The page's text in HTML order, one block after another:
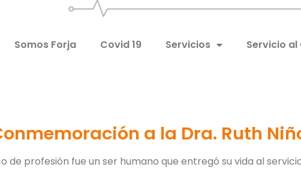
Somos Forja Covid 19 Servicios Servicio al
a la Dra. Ruth
de profesión fue un ser humano que entregó su vida al